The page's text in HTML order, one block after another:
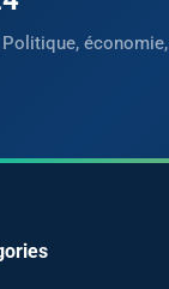
économie,